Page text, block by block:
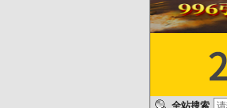
全站搜索